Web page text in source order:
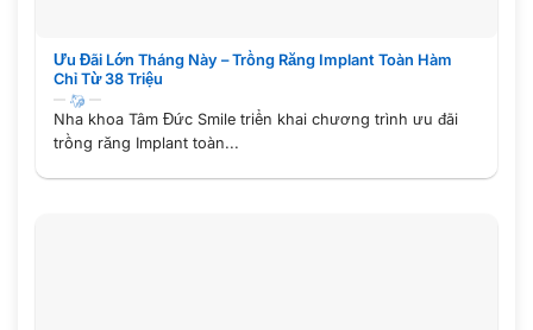
Ưu Đãi Lớn Tháng Này – Trồng Răng Implant Toàn Hàm
Chỉ Từ 38 Triệu
Nha khoa Tâm Đức Smile triển khai chương trình ưu đãi
trồng răng Implant toàn...